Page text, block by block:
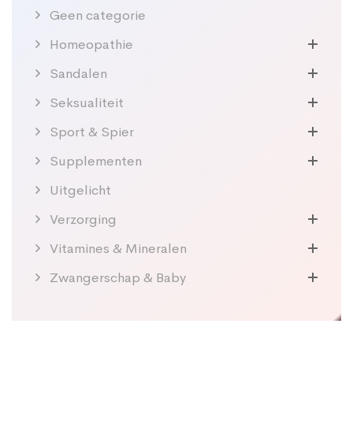
Geen categorie
Homeopathie
Sandalen
Seksualiteit
Sport & Spier
Supplementen
Uitgelicht
Verzorging
Vitamines & Mineralen
Zwangerschap & Baby